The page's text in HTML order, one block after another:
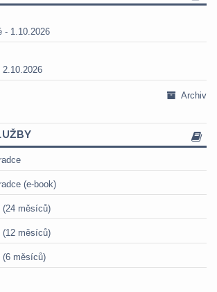
- 1.10.2026
2.10.2026
Archiv
(e-book)
(24 měsíců)
(12 měsíců)
(6 měsíců)